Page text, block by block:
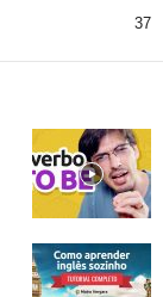
37